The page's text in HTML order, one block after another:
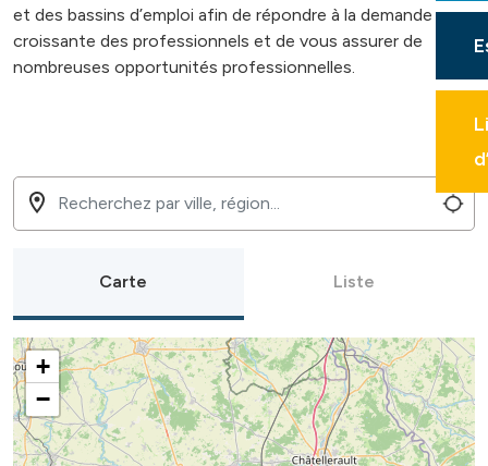
et des bassins d’emploi afin de répondre à la demande
croissante des professionnels et de vous assurer de
nombreuses opportunités professionnelles.
Carte Liste
+
−